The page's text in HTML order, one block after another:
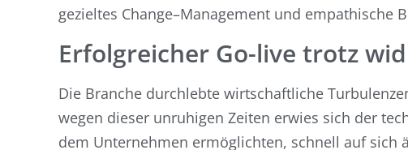
gezieltes Change–Management und
Erfolgreicher Go-live trotz
Die Branche durchlebte wirtschaftliche
wegen dieser unruhigen Zeiten erwies sich der
dem Unternehmen ermöglichten, schnell auf sich